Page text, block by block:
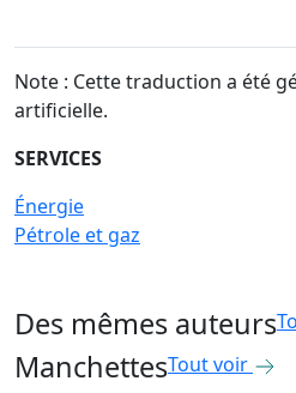
Note : Cette traduction a été
artificielle.
SERVICES
Énergie
Pétrole et gaz
Des mêmes auteurs
ManchettesTout voir